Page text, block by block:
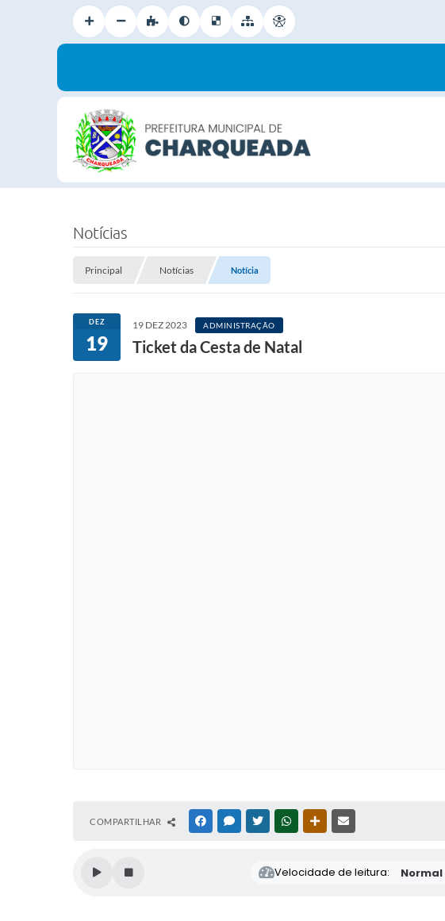
Notícias
Principal Notícias Notícia
DEZ
19
19 DEZ 2023 ADMINISTRAÇÃO
Ticket da Cesta de Natal
COMPARTILHAR FACEBOOKMESSENGER
TWITTERWHATSAPPOUTRAS MÍDIAS
Velocidade de leitura: